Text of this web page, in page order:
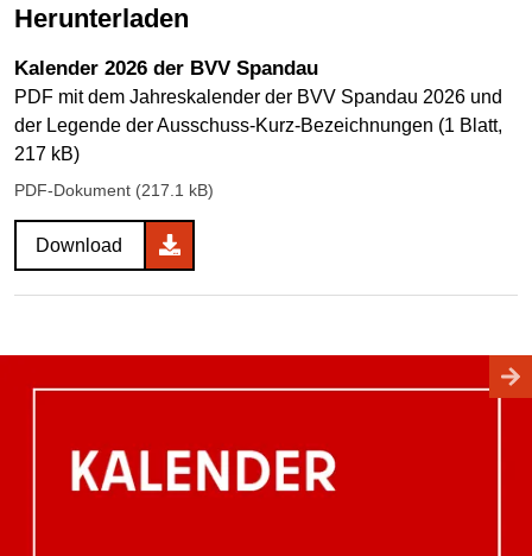
Herunterladen
Kalender 2026 der BVV Spandau
PDF mit dem Jahreskalender der BVV Spandau 2026 und
der Legende der Ausschuss-Kurz-Bezeichnungen (1 Blatt,
217 kB)
PDF-Dokument (217.1 kB)
Download